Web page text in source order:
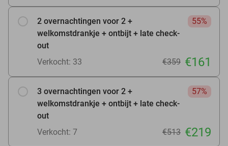
2 overnachtingen voor 2 +
welkomstdrankje + ontbijt + late check-
out
55%
Verkocht: 33 €359 €161
3 overnachtingen voor 2 +
welkomstdrankje + ontbijt + late check-
out
57%
Verkocht: 7 €513 €219